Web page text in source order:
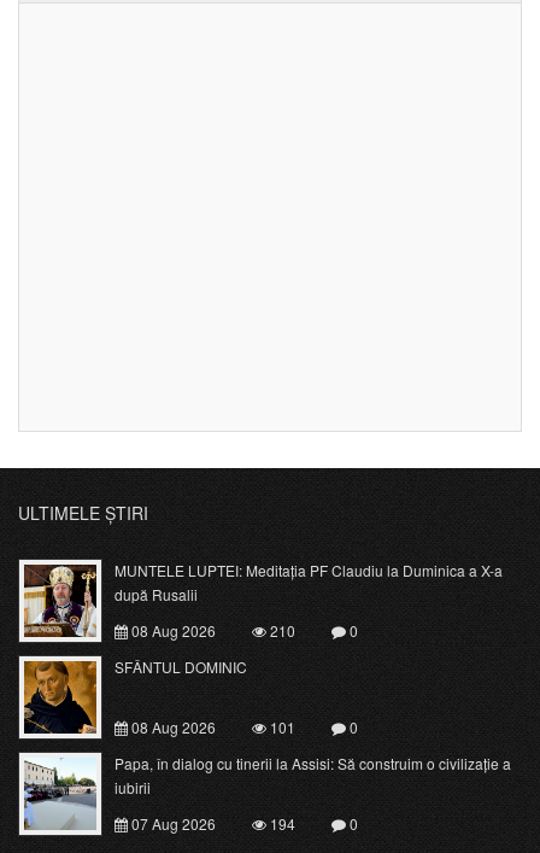
ULTIMELE ȘTIRI
MUNTELE LUPTEI: Meditația PF Claudiu la Duminica a X-a
după Rusalii
08 Aug 2026
210
0
SFÂNTUL DOMINIC
08 Aug 2026 101
0
Papa, în dialog cu tinerii la Assisi: Să construim o civilizație a
iubirii
07 Aug 2026
194 0